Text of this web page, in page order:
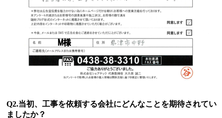
Q2.当初、工事を依頼する会社にどんなことを期待されてい
ましたか？